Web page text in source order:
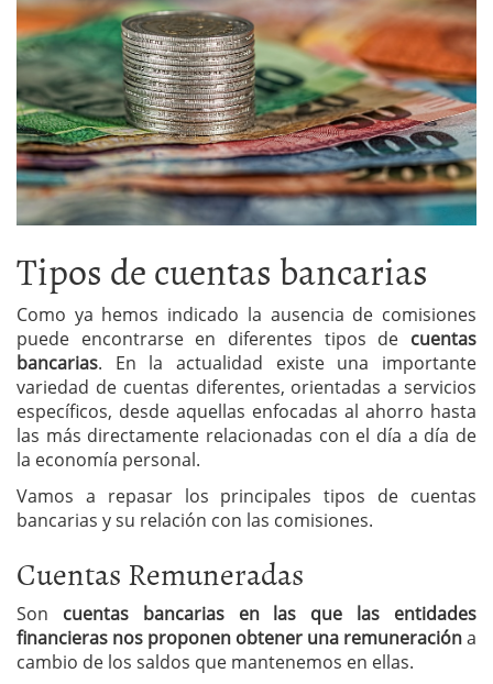
Tipos de cuentas bancarias
Como ya hemos indicado la ausencia de comisiones
puede encontrarse en diferentes tipos de cuentas
bancarias. En la actualidad existe una importante
variedad de cuentas diferentes, orientadas a servicios
específicos, desde aquellas enfocadas al ahorro hasta
las más directamente relacionadas con el día a día de
la economía personal.
Vamos a repasar los principales tipos de cuentas
bancarias y su relación con las comisiones.
Cuentas Remuneradas
Son cuentas bancarias en las que las entidades
financieras nos proponen obtener una remuneracióna
cambio de los saldos que mantenemos en ellas.